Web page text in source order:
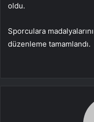
oldu.
Sporculara
düzenleme tamamlandı.